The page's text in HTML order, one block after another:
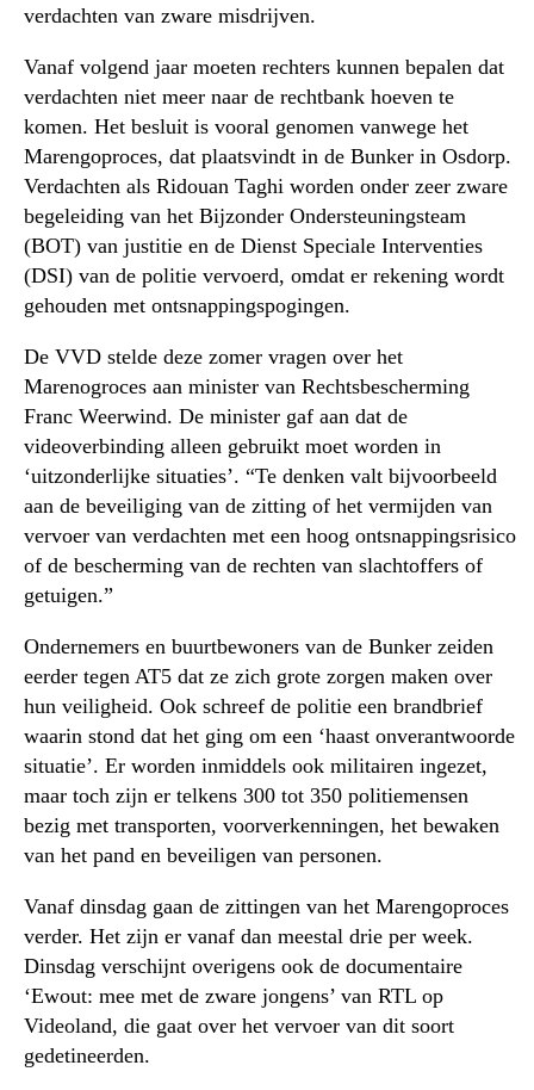
verdachten van zware misdrijven.
Vanaf volgend jaar moeten rechters kunnen bepalen dat
verdachten niet meer naar de rechtbank hoeven te
komen. Het besluit is vooral genomen vanwege het
Marengoproces, dat plaatsvindt in de Bunker in Osdorp.
Verdachten als Ridouan Taghi worden onder zeer zware
begeleiding van het Bijzonder Ondersteuningsteam
(BOT) van justitie en de Dienst Speciale Interventies
(DSI) van de politie vervoerd, omdat er rekening wordt
gehouden met ontsnappingspogingen.
De VVD stelde deze zomer vragen over het
Marenogroces aan minister van Rechtsbescherming
Franc Weerwind. De minister gaf aan dat de
videoverbinding alleen gebruikt moet worden in
‘uitzonderlijke situaties’. “Te denken valt bijvoorbeeld
aan de beveiliging van de zitting of het vermijden van
vervoer van verdachten met een hoog ontsnappingsrisico
of de bescherming van de rechten van slachtoffers of
getuigen.”
Ondernemers en buurtbewoners van de Bunker zeiden
eerder tegen AT5 dat ze zich grote zorgen maken over
hun veiligheid. Ook schreef de politie een brandbrief
waarin stond dat het ging om een ‘haast onverantwoorde
situatie’. Er worden inmiddels ook militairen ingezet,
maar toch zijn er telkens 300 tot 350 politiemensen
bezig met transporten, voorverkenningen, het bewaken
van het pand en beveiligen van personen.
Vanaf dinsdag gaan de zittingen van het Marengoproces
verder. Het zijn er vanaf dan meestal drie per week.
Dinsdag verschijnt overigens ook de documentaire
‘Ewout: mee met de zware jongens’ van RTL op
Videoland, die gaat over het vervoer van dit soort
gedetineerden.